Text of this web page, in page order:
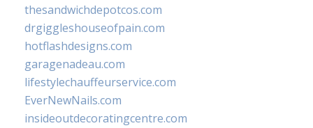
thesandwichdepotcos.com
drgiggleshouseofpain.com
hotflashdesigns.com
garagenadeau.com
lifestylechauffeurservice.com
EverNewNails.com
insideoutdecoratingcentre.com